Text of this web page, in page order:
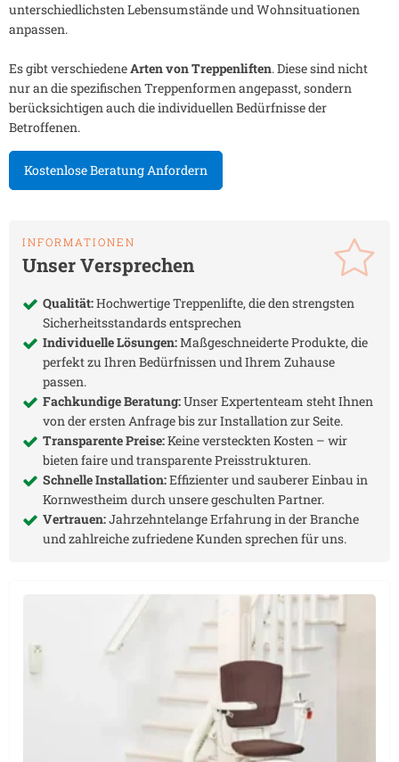
unterschiedlichsten Lebensumstände und Wohnsituationen
anpassen.
Es gibt verschiedeneArten von Treppenliften. Diese sind nicht
nur an die spezifischen Treppenformen angepasst, sondern
berücksichtigen auch die individuellen Bedürfnisse der
Betroffenen.
Kostenlose Beratung Anfordern
INFORMATIONEN
Unser Versprechen
Qualität:Hochwertige Treppenlifte, die den strengsten
Sicherheitsstandards entsprechen
Individuelle Lösungen:Maßgeschneiderte Produkte, die
perfekt zu Ihren Bedürfnissen und Ihrem Zuhause
passen.
Fachkundige Beratung:Unser Expertenteam steht Ihnen
von der ersten Anfrage bis zur Installation zur Seite.
Transparente Preise:Keine versteckten Kosten – wir
bieten faire und transparente Preisstrukturen.
Schnelle Installation:Effizienter und sauberer Einbau in
Kornwestheim durch unsere geschulten Partner.
Vertrauen:Jahrzehntelange Erfahrung in der Branche
und zahlreiche zufriedene Kunden sprechen für uns.